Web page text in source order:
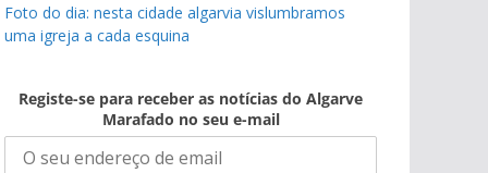
Foto do dia: nesta cidade algarvia vislumbramos
uma igreja a cada esquina
Registe-se para receber as notícias do Algarve
Marafado no seu e-mail